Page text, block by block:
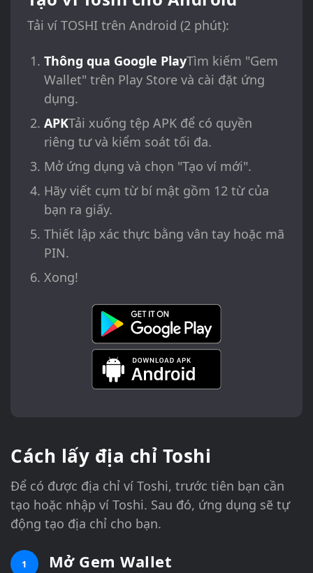
Tải ví TOSHI trên Android (2 phút):
Thông qua Google PlayTìm kiếm "Gem
Wallet" trên Play Store và cài đặt ứng
dụng.
APKTải xuống tệp APK để có quyền
riêng tư và kiểm soát tối đa.
Mở ứng dụng và chọn "Tạo ví mới".
Hãy viết cụm từ bí mật gồm 12 từ của
bạn ra giấy.
Thiết lập xác thực bằng vân tay hoặc mã
PIN.
Xong!
Cách lấy địa chỉ Toshi
Để có được địa chỉ ví Toshi, trước tiên bạn cần
tạo hoặc nhập ví Toshi. Sau đó, ứng dụng sẽ tự
động tạo địa chỉ cho bạn.
1 Mở Gem Wallet